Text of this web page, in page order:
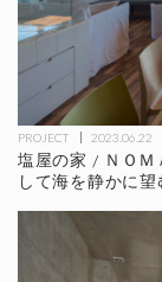
PROJECT 2023.06.22
塩屋の家 / ＮＯＭ
して海を静かに